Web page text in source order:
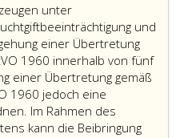
Absatz
3,
Ziffer
7,
besitzt.
Beibringung
eines
amtsärztlichen
Gutachtens
über
die
eins,
oder
1a
StVO 1960.
unter
und
einer Übertretung
1960 innerhalb von fünf
einer Übertretung gemäß
1960 jedoch eine
Im Rahmen des
kann die Beibringung